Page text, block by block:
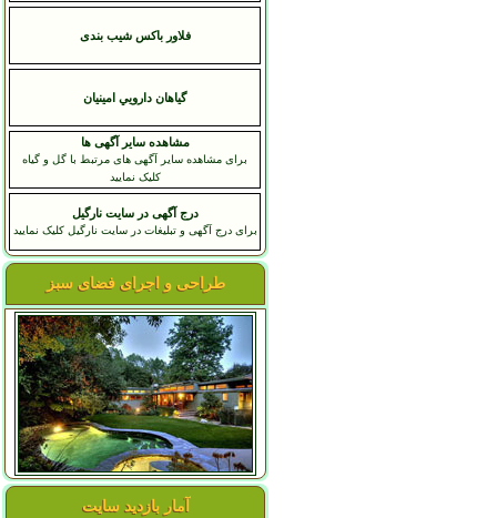
فلاور باکس شیب بندی
گياهان دارويي امينيان
مشاهده سایر آگهی ها
برای مشاهده سایر آگهی های مرتبط با گل و گیاه
کلیک نمایید
درج آگهی در سایت نارگیل
برای درج آگهی و تبلیغات در سایت نارگیل کلیک نمایید
طراحی و اجرای فضای سبز
آمار بازدید سایت